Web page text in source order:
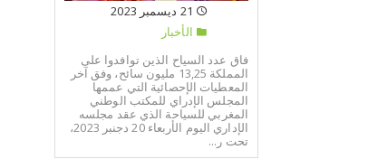
الأخبار
فاق عدد السياح الذين توافدوا على
المملكة 13,25 مليون سائح، وفق آخر
المعطيات الإحصائية التي عممها
المجلس الإدراي للمكتب الوطني
المغربي للسياحة الذي عقد مجلسه
الإداري اليوم الأربعاء 20 دجنبر 2023،
تحت ر...